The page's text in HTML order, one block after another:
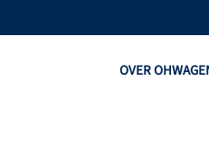
OVER OHW